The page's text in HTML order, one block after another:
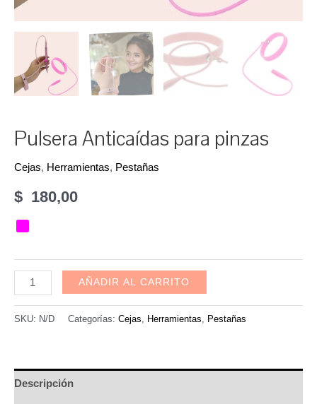
Pulsera Anticaídas para pinzas
Cejas, Herramientas, Pestañas
$ 180,00
Pulsera
Anticaídas
para
AÑADIR AL CARRITO
SKU: N/D Categorías: Cejas, Herramientas, Pestañas
Descripción